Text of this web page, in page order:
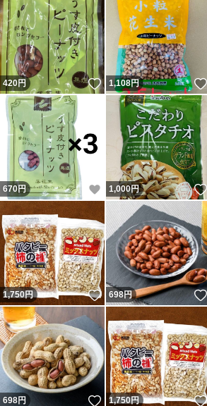
420円 いいね！
1,108円
670円 いいね！
1,000円
1,750円 いいね！
698円
698円 いいね！
1,750円